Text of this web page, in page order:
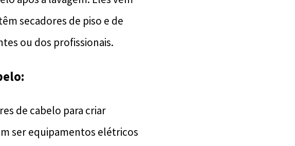
secadores de piso e de
ou dos profissionais.
de cabelo para criar
ser equipamentos elétricos